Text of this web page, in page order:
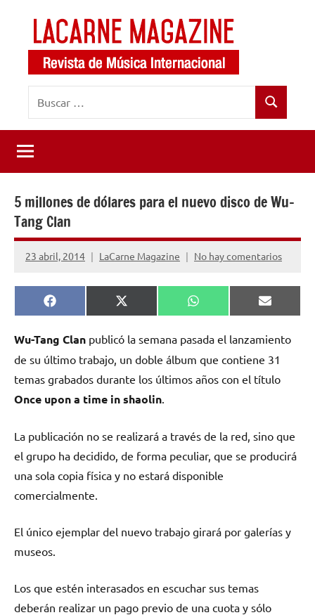
contenido
LaCarne
Magazine
de
música
internacional
Buscar
5 millones de dólares para el nuevo disco de Wu-
Tang Clan
23 abril, 2014 LaCarne Magazine No hay comentarios
Compartir
en
Facebook
Compartir
en
X
(Twitter)
Compartir
en
WhatsApp
en
Email
Wu-Tang Clan publicó la semana pasada el lanzamiento
de su último trabajo, un doble álbum que contiene 31
temas grabados durante los últimos años con el título
Once upon a time in shaolin
La publicación no se realizará a través de la red, sino que
el grupo ha decidido, de forma peculiar, que se producirá
una sola copia física y no estará disponible
comercialmente.
El único ejemplar del nuevo trabajo girará por galerías y
museos.
Los que estén interasados en escuchar sus temas
deberán realizar un pago previo de una cuota y sólo